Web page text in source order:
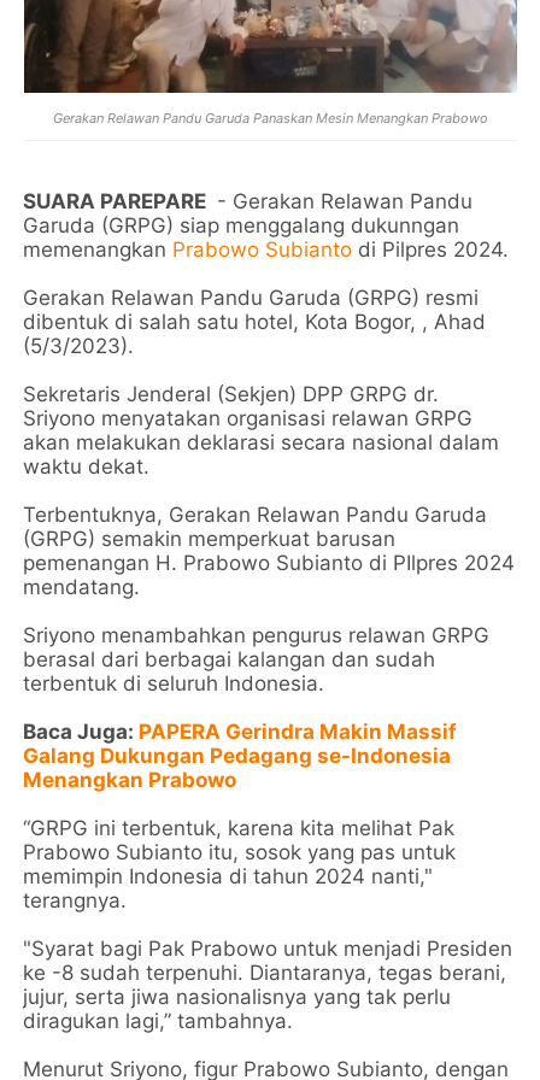
Gerakan Relawan Pandu Garuda Panaskan Mesin Menangkan Prabowo
SUARA PAREPARE - Gerakan Relawan Pandu
Garuda (GRPG) siap menggalang dukunngan
memenangkan Prabowo Subianto di Pilpres 2024.
Gerakan Relawan Pandu Garuda (GRPG) resmi
dibentuk di salah satu hotel, Kota Bogor, , Ahad
(5/3/2023).
Sekretaris Jenderal (Sekjen) DPP GRPG dr.
Sriyono menyatakan organisasi relawan GRPG
akan melakukan deklarasi secara nasional dalam
waktu dekat.
Terbentuknya, Gerakan Relawan Pandu Garuda
(GRPG) semakin memperkuat barusan
pemenangan H. Prabowo Subianto di PIlpres 2024
mendatang.
Sriyono menambahkan pengurus relawan GRPG
berasal dari berbagai kalangan dan sudah
terbentuk di seluruh Indonesia.
Baca Juga: PAPERA Gerindra Makin Massif
Galang Dukungan Pedagang se-Indonesia
Menangkan Prabowo
“GRPG ini terbentuk, karena kita melihat Pak
Prabowo Subianto itu, sosok yang pas untuk
memimpin Indonesia di tahun 2024 nanti,"
terangnya.
"Syarat bagi Pak Prabowo untuk menjadi Presiden
ke -8 sudah terpenuhi. Diantaranya, tegas berani,
jujur, serta jiwa nasionalisnya yang tak perlu
diragukan lagi,” tambahnya.
Menurut Sriyono, figur Prabowo Subianto, dengan